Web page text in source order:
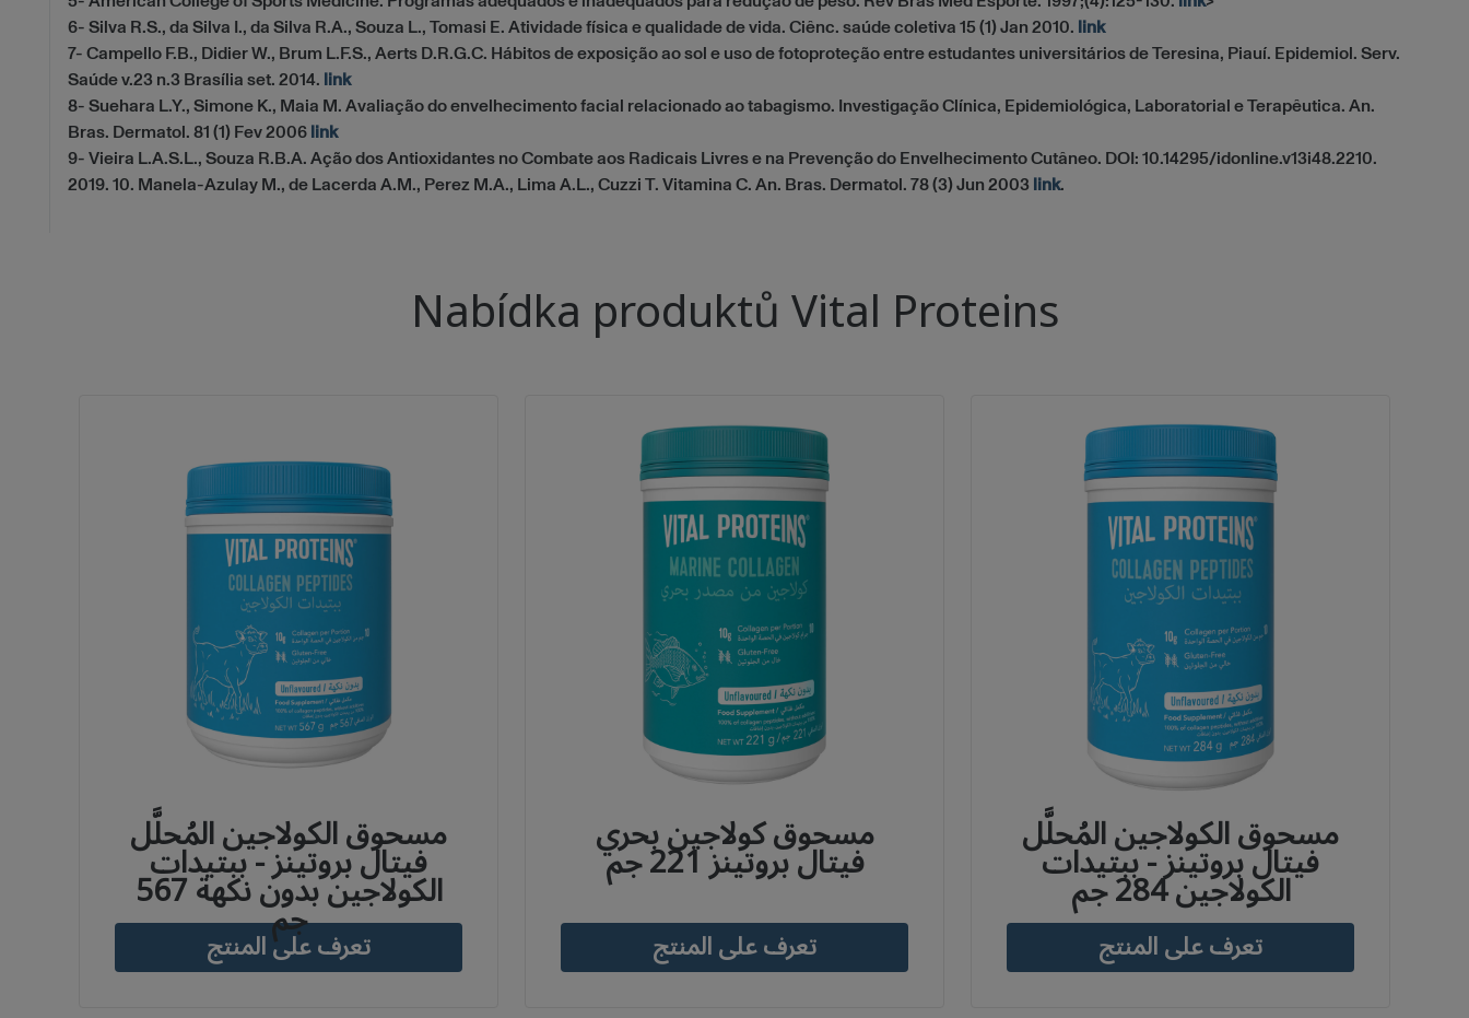
6- Silva R.S., da Silva I., da Silva R.A., Souza L., Tomasi E. Atividade física e qualidade de vida. Ciênc. saúde coletiva 15 (1) Jan 2010. link
7- Campello F.B., Didier W., Brum L.F.S., Aerts D.R.G.C. Hábitos de exposição ao sol e uso de fotoproteção entre estudantes universitários de Teresina, Piauí. Epidemiol. Serv.
Saúde v.23 n.3 Brasília set. 2014. link
8- Suehara L.Y., Simone K., Maia M. Avaliação do envelhecimento facial relacionado ao tabagismo. Investigação Clínica, Epidemiológica, Laboratorial e Terapêutica. An.
Bras. Dermatol. 81 (1) Fev 2006link
9- Vieira L.A.S.L., Souza R.B.A. Ação dos Antioxidantes no Combate aos Radicais Livres e na Prevenção do Envelhecimento Cutâneo. DOI: 10.14295/idonline.v13i48.2210.
2019. 10. Manela-Azulay M., de Lacerda A.M., Perez M.A., Lima A.L., Cuzzi T. Vitamina C. An. Bras. Dermatol. 78 (3) Jun 2003 link.
Nabídka produktů Vital Proteins
مسحوق الكولاجين المُحلَّل
فيتال بروتينز - ببتيدات
الكولاجين 284 جم
تعرف على المنتج
مسحوق كولاجين بحري
فيتال بروتينز 221 جم
تعرف على المنتج
مسحوق الكولاجين المُحلَّل
فيتال بروتينز - ببتيدات
الكولاجين بدون نكهة 567 جم
تعرف على المنتج